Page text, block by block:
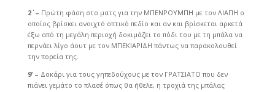
2΄ – Πρώτη φάση στο ματς για την ΜΠΕΝΡΟΥΜΠΗ με τον ΛΙΑΠΗ ο
οποίος βρίσκει ανοιχτό οπτικό πεδίο και αν και βρίσκεται αρκετά
έξω από τη μεγάλη περιοχή δοκιμάζει το πόδι του με τη μπάλα να
περνάει λίγο άουτ με τον ΜΠΕΚΙΑΡΙΔΗ πάντως να παρακολουθεί
την πορεία της.
9’ – Δοκάρι για τους γηπεδούχους με τον ΓΡΑΤΣΙΑΤΟ που δεν
πιάνει γεμάτο το πλασέ όπως θα ήθελε, η τροχιά της μπάλας